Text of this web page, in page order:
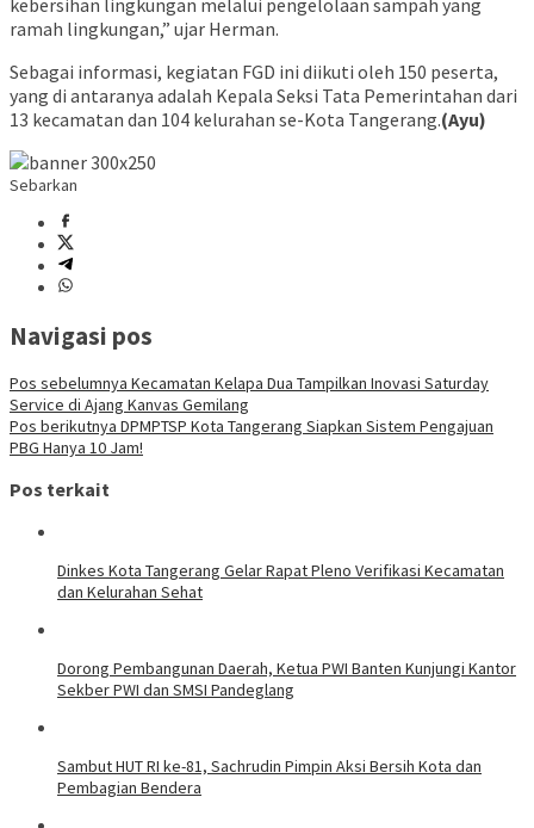
kebersihan lingkungan melalui pengelolaan sampah yang
ramah lingkungan,” ujar Herman.
Sebagai informasi, kegiatan FGD ini diikuti oleh 150 peserta,
yang di antaranya adalah Kepala Seksi Tata Pemerintahan dari
13 kecamatan dan 104 kelurahan se-Kota Tangerang.(Ayu)
Sebarkan
Navigasi pos
Pos sebelumnya Kecamatan Kelapa Dua Tampilkan Inovasi Saturday
Service di Ajang Kanvas Gemilang
Pos berikutnya DPMPTSP Kota Tangerang Siapkan Sistem Pengajuan
PBG Hanya 10 Jam!
Pos terkait
Dinkes Kota Tangerang Gelar Rapat Pleno Verifikasi Kecamatan
dan Kelurahan Sehat
Dorong Pembangunan Daerah, Ketua PWI Banten Kunjungi Kantor
Sekber PWI dan SMSI Pandeglang
Sambut HUT RI ke-81, Sachrudin Pimpin Aksi Bersih Kota dan
Pembagian Bendera